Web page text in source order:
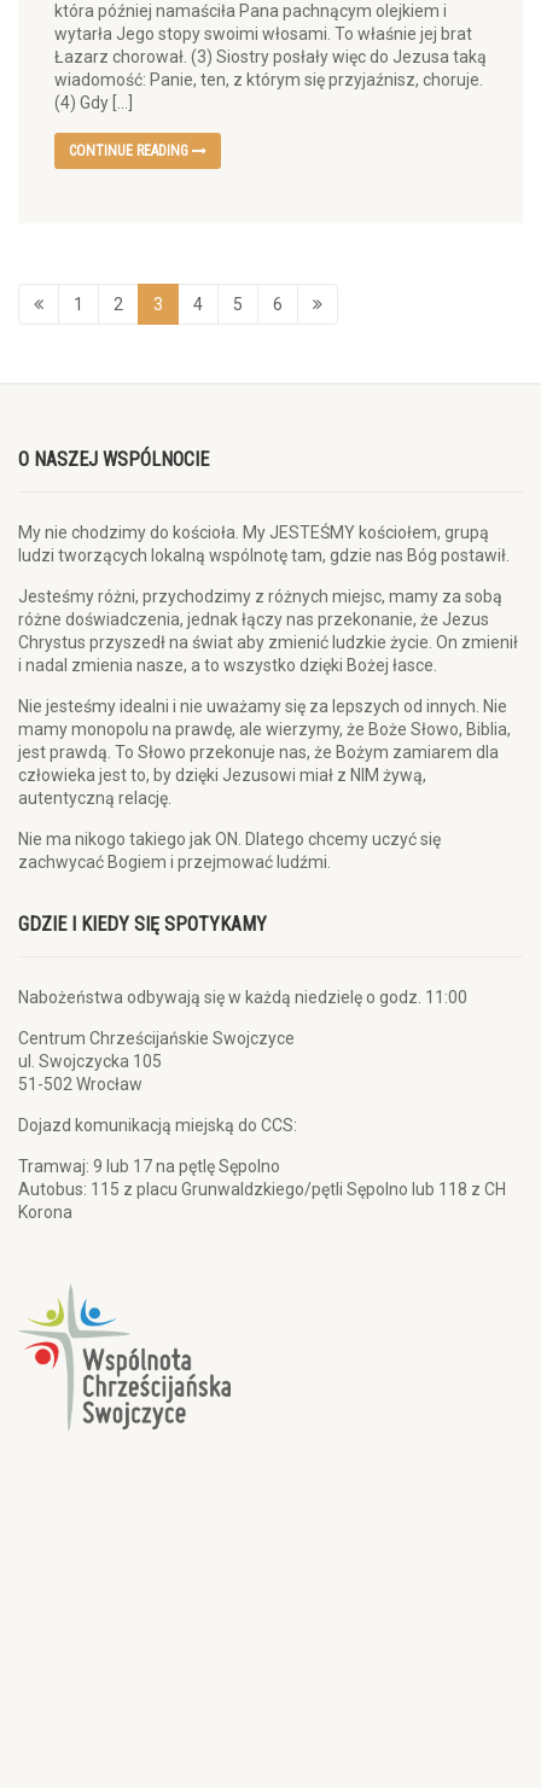
która później namaściła Pana pachnącym olejkiem i
wytarła Jego stopy swoimi włosami. To właśnie jej brat
Łazarz chorował. (3) Siostry posłały więc do Jezusa taką
wiadomość: Panie, ten, z którym się przyjaźnisz, choruje.
(4) Gdy […]
CONTINUE READING
1 2 3 4 5 6
O NASZEJ WSPÓLNOCIE
My nie chodzimy do kościoła. My JESTEŚMY kościołem, grupą
ludzi tworzących lokalną wspólnotę tam, gdzie nas Bóg postawił.
Jesteśmy różni, przychodzimy z różnych miejsc, mamy za sobą
różne doświadczenia, jednak łączy nas przekonanie, że Jezus
Chrystus przyszedł na świat aby zmienić ludzkie życie. On zmienił
i nadal zmienia nasze, a to wszystko dzięki Bożej łasce.
Nie jesteśmy idealni i nie uważamy się za lepszych od innych. Nie
mamy monopolu na prawdę, ale wierzymy, że Boże Słowo, Biblia,
jest prawdą. To Słowo przekonuje nas, że Bożym zamiarem dla
człowieka jest to, by dzięki Jezusowi miał z NIM żywą,
autentyczną relację.
Nie ma nikogo takiego jak ON. Dlatego chcemy uczyć się
zachwycać Bogiem i przejmować ludźmi.
GDZIE I KIEDY SIĘ SPOTYKAMY
Nabożeństwa odbywają się w każdą niedzielę o godz. 11:00
Centrum Chrześcijańskie Swojczyce
ul. Swojczycka 105
51-502 Wrocław
Dojazd komunikacją miejską do CCS:
Tramwaj: 9 lub 17 na pętlę Sępolno
Autobus: 115 z placu Grunwaldzkiego/pętli Sępolno lub 118 z CH
Korona